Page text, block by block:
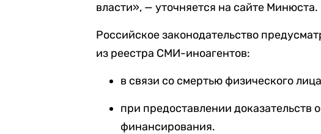
власти», — уточняется на сайте Минюста.
Российское законодательство
из реестра СМИ-иноагентов:
в связи со смертью физического лица
при предоставлении доказательств
финансирования.